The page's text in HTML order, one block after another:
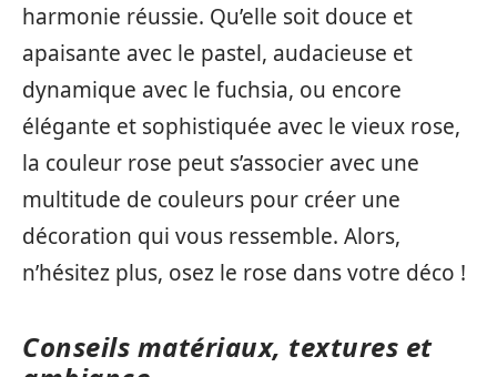
harmonie réussie. Qu’elle soit douce et
apaisante avec le pastel, audacieuse et
dynamique avec le fuchsia, ou encore
élégante et sophistiquée avec le vieux rose,
la couleur rose peut s’associer avec une
multitude de couleurs pour créer une
décoration qui vous ressemble. Alors,
n’hésitez plus, osez le rose dans votre déco !
Conseils matériaux, textures et